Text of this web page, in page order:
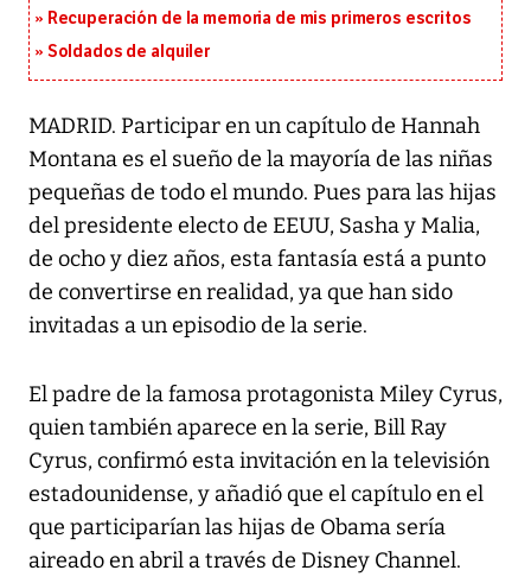
Recuperación de la memoria de mis primeros escritos
Soldados de alquiler
MADRID. Participar en un capítulo de Hannah
Montana es el sueño de la mayoría de las niñas
pequeñas de todo el mundo. Pues para las hijas
del presidente electo de EEUU, Sasha y Malia,
de ocho y diez años, esta fantasía está a punto
de convertirse en realidad, ya que han sido
invitadas a un episodio de la serie.
El padre de la famosa protagonista Miley Cyrus,
quien también aparece en la serie, Bill Ray
Cyrus, confirmó esta invitación en la televisión
estadounidense, y añadió que el capítulo en el
que participarían las hijas de Obama sería
aireado en abril a través de Disney Channel.